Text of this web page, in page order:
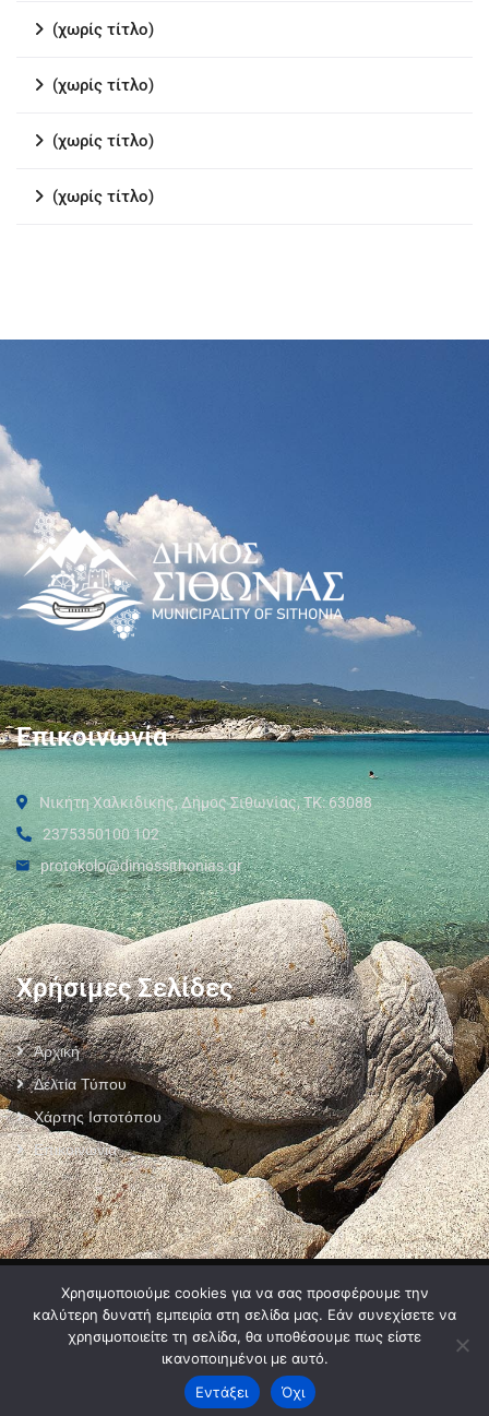
(χωρίς τίτλο)
(χωρίς τίτλο)
(χωρίς τίτλο)
(χωρίς τίτλο)
Επικοινωνία
Νικήτη Χαλκιδικής, Δήμος Σιθωνίας, ΤΚ: 63088
2375350100 102
protokolo@dimossithonias.gr
Χρήσιμες Σελίδες
Αρχική
Δελτία Τύπου
Χάρτης Ιστοτόπου
Επικοινωνία
Όροι Χρήσης
2024 © Developed byMyCompany Projects
Χρησιμοποιούμε cookies για να σας προσφέρουμε την
καλύτερη δυνατή εμπειρία στη σελίδα μας. Εάν συνεχίσετε να
χρησιμοποιείτε τη σελίδα, θα υποθέσουμε πως είστε
ικανοποιημένοι με αυτό.
Εντάξει
Όχι